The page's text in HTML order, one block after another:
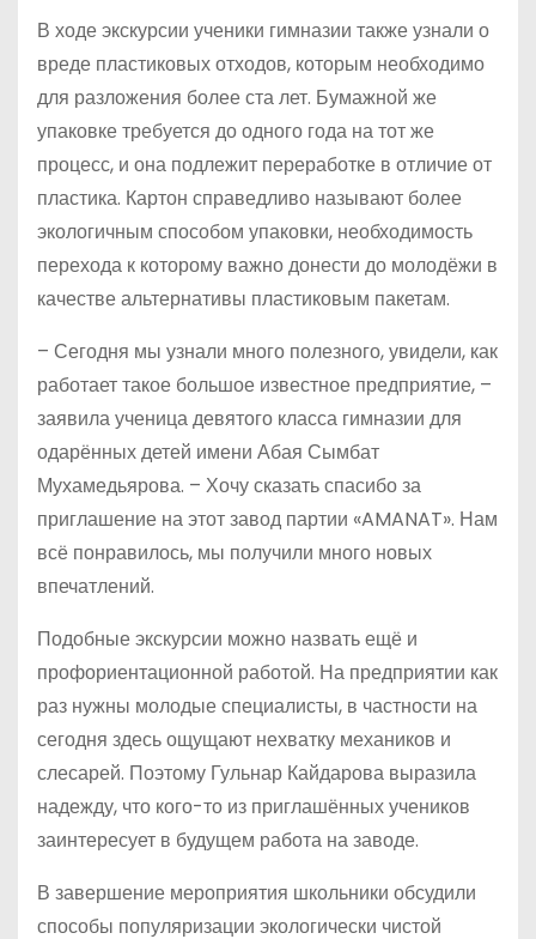
В ходе экскурсии ученики гимназии также узнали о
вреде пластиковых отходов, которым необходимо
для разложения более ста лет. Бумажной же
упаковке требуется до одного года на тот же
процесс, и она подлежит переработке в отличие от
пластика. Картон справедливо называют более
экологичным способом упаковки, необходимость
перехода к которому важно донести до молодёжи в
качестве альтернативы пластиковым пакетам.
– Сегодня мы узнали много полезного, увидели, как
работает такое большое известное предприятие, –
заявила ученица девятого класса гимназии для
одарённых детей имени Абая Сымбат
Мухамедьярова. – Хочу сказать спасибо за
приглашение на этот завод партии «AMANAT». Нам
всё понравилось, мы получили много новых
впечатлений.
Подобные экскурсии можно назвать ещё и
профориентационной работой. На предприятии как
раз нужны молодые специалисты, в частности на
сегодня здесь ощущают нехватку механиков и
слесарей. Поэтому Гульнар Кайдарова выразила
надежду, что кого-то из приглашённых учеников
заинтересует в будущем работа на заводе.
В завершение мероприятия школьники обсудили
способы популяризации экологически чистой